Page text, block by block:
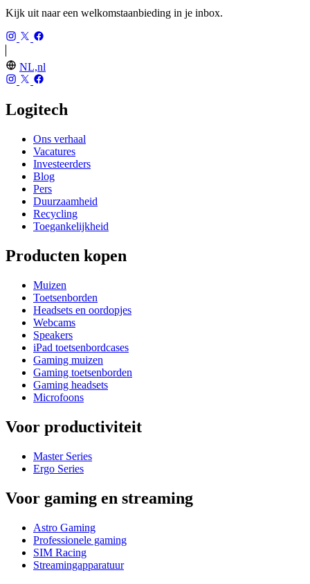
Kijk uit naar een welkomstaanbieding in je inbox.
NL,nl
Logitech
Ons verhaal
Vacatures
Investeerders
Blog
Pers
Duurzaamheid
Recycling
Toegankelijkheid
Producten kopen
Muizen
Toetsenborden
Headsets en oordopjes
Webcams
Speakers
iPad toetsenbordcases
Gaming muizen
Gaming toetsenborden
Gaming headsets
Microfoons
Voor productiviteit
Master Series
Ergo Series
Voor gaming en streaming
Astro Gaming
Professionele gaming
SIM Racing
Streamingapparatuur